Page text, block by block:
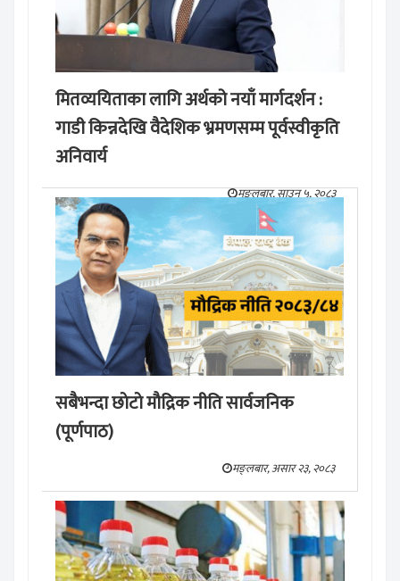
मितव्ययिताका लागि अर्थको नयाँ मार्गदर्शन :
गाडी किन्नदेखि वैदेशिक भ्रमणसम्म पूर्वस्वीकृति
अनिवार्य
मङ्लबार, साउन ५, २०८३
सबैभन्दा छाेटाे माैद्रिक नीति सार्वजनिक
(पूर्णपाठ)
मङ्लबार, असार २३, २०८३